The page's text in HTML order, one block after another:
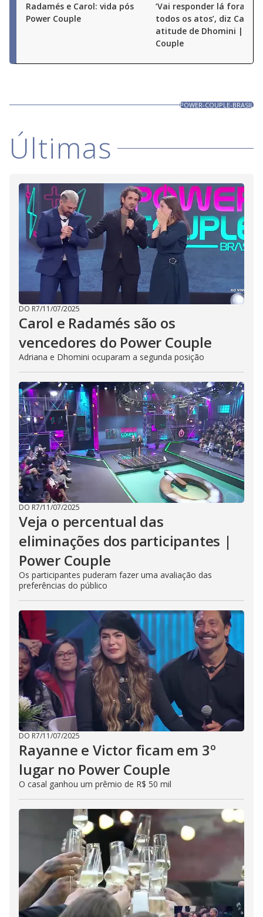
Radamés e Carol: vida pós
Power Couple
‘Vai responder lá fora por
todos os atos’, diz Carol
atitude de Dhomini |
Couple
POWER-COUPLE-BRASIL
Últimas
DO R7/11/07/2025
Carol e Radamés são os
vencedores do Power Couple
Adriana e Dhomini ocuparam a segunda posição
DO R7/11/07/2025
Veja o percentual das
eliminações dos participantes |
Power Couple
Os participantes puderam fazer uma avaliação das
preferências do público
DO R7/11/07/2025
Rayanne e Victor ficam em 3º
lugar no Power Couple
O casal ganhou um prêmio de R$ 50 mil